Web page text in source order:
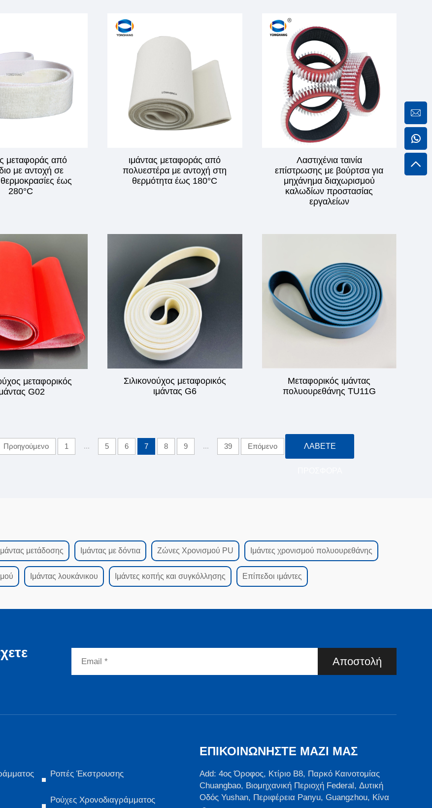
μεταφοράς από
με αντοχή σε
έως
280°C
ιμάντας μεταφοράς από
πολυεστέρα με αντοχή στη
θερμότητα έως 180°C
Λαστιχένια ταινία
επίστρωσης με βούρτσα για
μηχάνημα διαχωρισμού
καλωδίων προστασίας
εργαλείων
μεταφορικός
G02
Σιλικονούχος μεταφορικός
ιμάντας G6
Μεταφορικός ιμάντας
πολυουρεθάνης TU11G
Προηγούμενο 1 5 6 7 8 9 39 Επόμενο ΛΆΒΕΤΕ
Ιμάντας μετάδοσης Ιμάντας με δόντια Ζώνες Χρονισμού PU Ιμάντες χρονισμού πολυουρεθάνης
Ιμάντας λουκάνικου Ιμάντες κοπής και συγκόλλησης Επίπεδοι ιμάντες
Αποστολή
Ροπές Έκστρουσης
Ρούχες Χρονοδιαγράμματος
ΕΠΙΚΟΙΝΩΝΉΣΤΕ ΜΑΖΊ ΜΑΣ
Add: 4ος Όροφος, Κτίριο B8, Παρκό Καινοτομίας
Chuangbao, Βιομηχανική Περιοχή Federal, Δυτική
Οδός Yushan, Περιφέρεια Panyu, Guangzhou, Κίνα